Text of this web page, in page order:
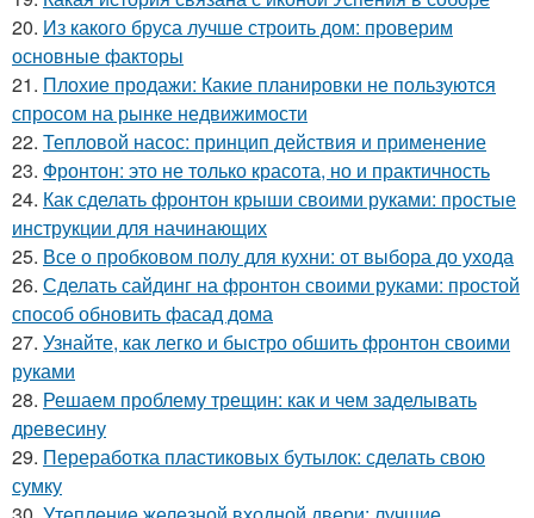
20. Из какого бруса лучше строить дом: проверим
основные факторы
21. Плохие продажи: Какие планировки не пользуются
спросом на рынке недвижимости
22. Тепловой насос: принцип действия и применение
23. Фронтон: это не только красота, но и практичность
24. Как сделать фронтон крыши своими руками: простые
инструкции для начинающих
25. Все о пробковом полу для кухни: от выбора до ухода
26. Сделать сайдинг на фронтон своими руками: простой
способ обновить фасад дома
27. Узнайте, как легко и быстро обшить фронтон своими
руками
28. Решаем проблему трещин: как и чем заделывать
древесину
29. Переработка пластиковых бутылок: сделать свою
сумку